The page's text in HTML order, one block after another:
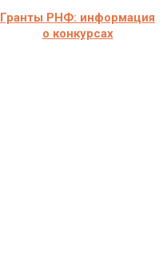
Гранты РНФ: информация
о конкурсах